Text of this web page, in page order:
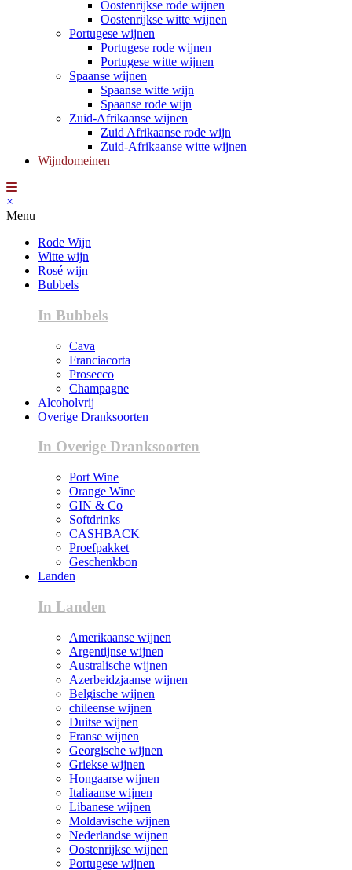
Oostenrijkse rode wijnen
Oostenrijkse witte wijnen
Portugese wijnen
Portugese rode wijnen
Portugese witte wijnen
Spaanse wijnen
Spaanse witte wijn
Spaanse rode wijn
Zuid-Afrikaanse wijnen
Zuid Afrikaanse rode wijn
Zuid-Afrikaanse witte wijnen
Wijndomeinen
×
Menu
Rode Wijn
Witte wijn
Rosé wijn
Bubbels
In Bubbels
Cava
Franciacorta
Prosecco
Champagne
Alcoholvrij
Overige Dranksoorten
In Overige Dranksoorten
Port Wine
Orange Wine
GIN & Co
Softdrinks
CASHBACK
Proefpakket
Geschenkbon
Landen
In Landen
Amerikaanse wijnen
Argentijnse wijnen
Australische wijnen
Azerbeidzjaanse wijnen
Belgische wijnen
chileense wijnen
Duitse wijnen
Franse wijnen
Georgische wijnen
Griekse wijnen
Hongaarse wijnen
Italiaanse wijnen
Libanese wijnen
Moldavische wijnen
Nederlandse wijnen
Oostenrijkse wijnen
Portugese wijnen